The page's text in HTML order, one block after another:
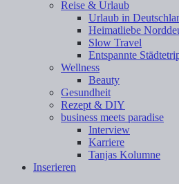
Reise & Urlaub
Urlaub in
Heimatliebe
Slow Travel
Entspannte
Wellness
Beauty
Gesundheit
Rezept & DIY
business meets paradise
Interview
Karriere
Tanjas Kolumne
Inserieren